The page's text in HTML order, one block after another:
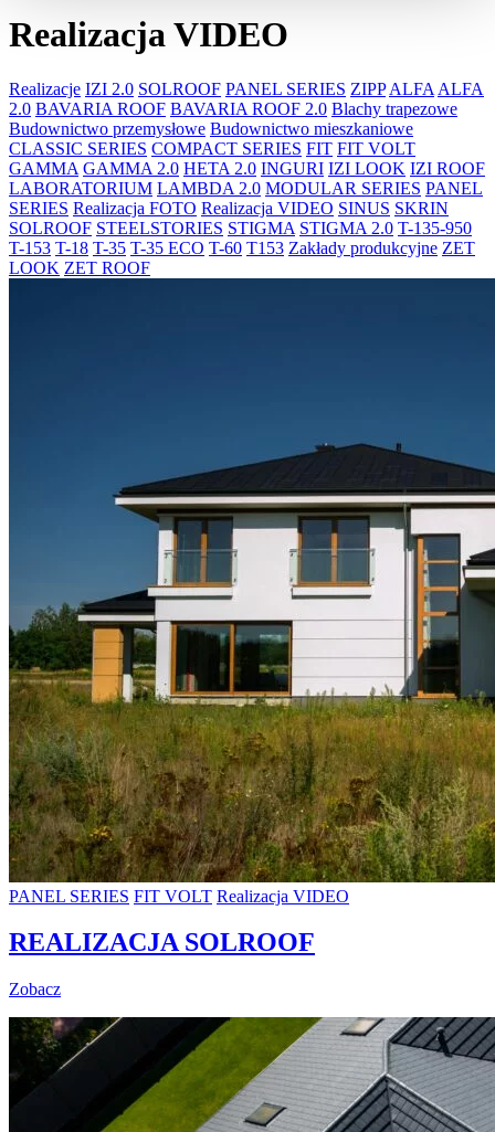
Realizacja VIDEO
Realizacje IZI 2.0 SOLROOF PANEL SERIES ZIPP ALFA ALFA
2.0 BAVARIA ROOF BAVARIA ROOF 2.0 Blachy trapezowe
Budownictwo przemysłowe Budownictwo mieszkaniowe
CLASSIC SERIES COMPACT SERIES FIT FIT VOLT
GAMMA GAMMA 2.0 HETA 2.0 INGURI IZI LOOK IZI ROOF
LABORATORIUM LAMBDA 2.0 MODULAR SERIES PANEL
SERIES Realizacja FOTO Realizacja VIDEO SINUS SKRIN
SOLROOF STEELSTORIES STIGMA STIGMA 2.0 T-135-950
T-153 T-18 T-35 T-35 ECO T-60 T153 Zakłady produkcyjne ZET
LOOK ZET ROOF
PANEL SERIES FIT VOLT Realizacja VIDEO
REALIZACJA SOLROOF
Zobacz